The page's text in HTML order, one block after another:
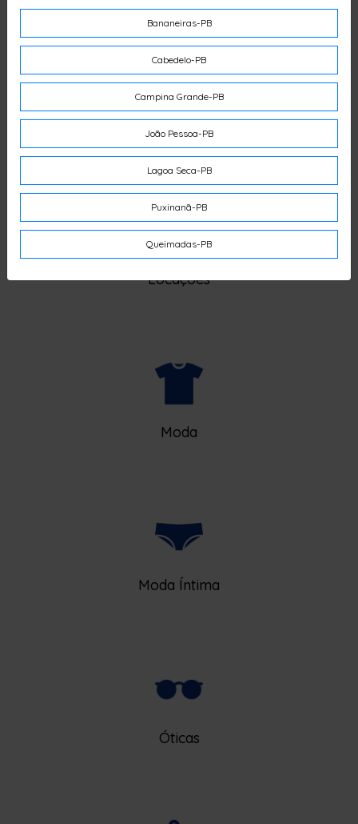
Bananeiras-PB
Cabedelo-PB
Campina Grande-PB
João Pessoa-PB
Lagoa Seca-PB
Puxinanã-PB
Queimadas-PB
Jóias
Locações
Moda
Moda Íntima
Óticas